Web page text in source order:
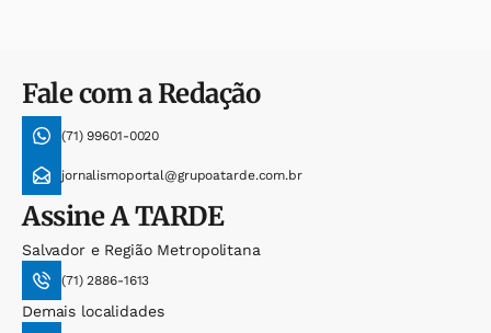
Fale com a Redação
(71) 99601-0020
jornalismoportal@grupoatarde.com.br
AssineA TARDE
Salvador e Região Metropolitana
(71) 2886-1613
Demais localidades